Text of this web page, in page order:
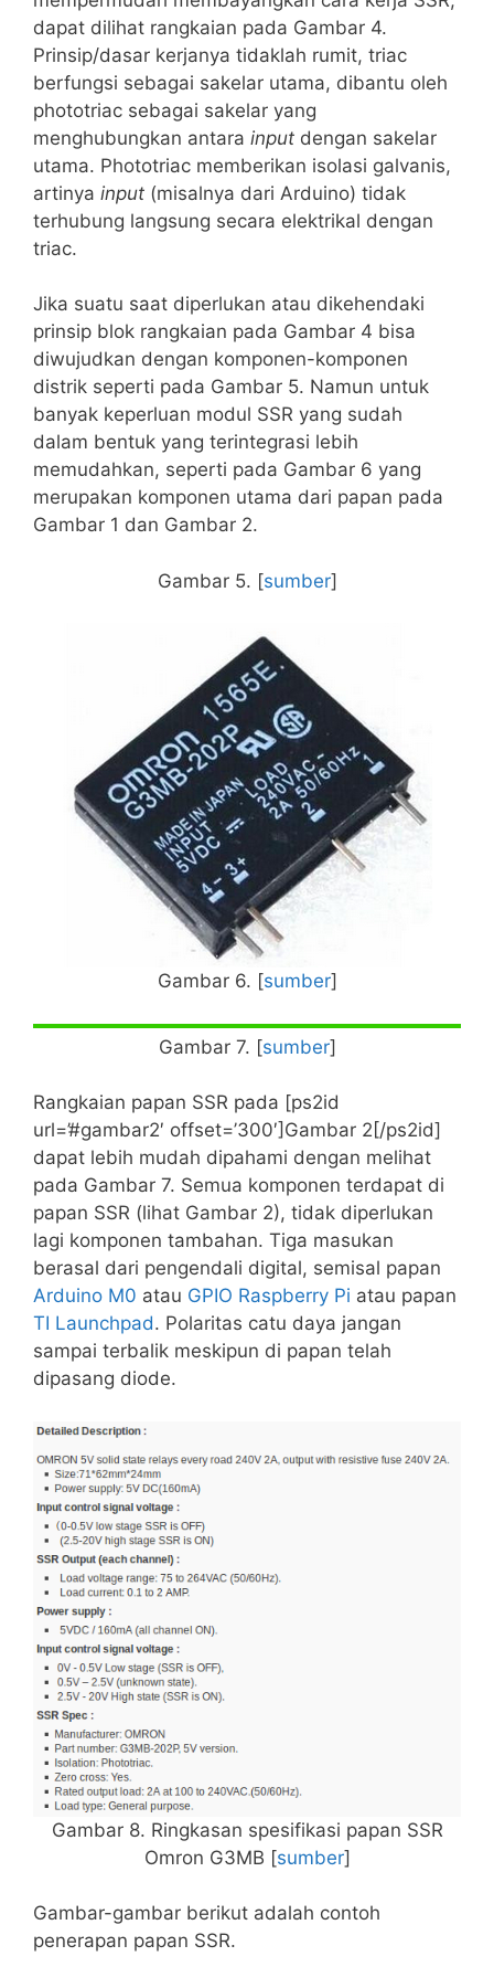
dapat dilihat rangkaian pada Gambar 4.
Prinsip/dasar kerjanya tidaklah rumit, triac
berfungsi sebagai sakelar utama, dibantu oleh
phototriac sebagai sakelar yang
menghubungkan antara input dengan sakelar
utama. Phototriac memberikan isolasi galvanis,
artinya input (misalnya dari Arduino) tidak
terhubung langsung secara elektrikal dengan
triac.
Jika suatu saat diperlukan atau dikehendaki
prinsip blok rangkaian pada Gambar 4 bisa
diwujudkan dengan komponen-komponen
distrik seperti pada Gambar 5. Namun untuk
banyak keperluan modul SSR yang sudah
dalam bentuk yang terintegrasi lebih
memudahkan, seperti pada Gambar 6 yang
merupakan komponen utama dari papan pada
Gambar 1 dan Gambar 2.
Gambar 5. [sumber]
Gambar 6. [sumber]
Gambar 7. [sumber]
Rangkaian papan SSR pada [ps2id
url=’#gambar2′ offset=’300′]Gambar 2[/ps2id]
dapat lebih mudah dipahami dengan melihat
pada Gambar 7. Semua komponen terdapat di
papan SSR (lihat Gambar 2), tidak diperlukan
lagi komponen tambahan. Tiga masukan
berasal dari pengendali digital, semisal papan
Arduino M0 atau GPIO Raspberry Pi atau papan
TI Launchpad. Polaritas catu daya jangan
sampai terbalik meskipun di papan telah
dipasang diode.
Gambar 8. Ringkasan spesifikasi papan SSR
Omron G3MB [sumber]
Gambar-gambar berikut adalah contoh
penerapan papan SSR.